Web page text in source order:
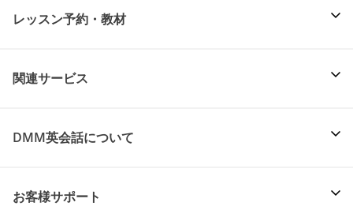
レッスン予約・教材
関連サービス
DMM英会話について
お客様サポート